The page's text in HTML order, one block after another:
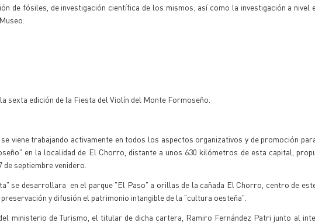
de fósiles, de investigación científica de los mismos; así como la investigación a nivel
sexta edición de la Fiesta del Violín del Monte Formoseño.
viene trabajando activamente en todos los aspectos organizativos y de promoción
en la localidad de El Chorro, distante a unos 630 kilómetros de esta capital,
de septiembre venidero.
se desarrollara en el parque "El Paso" a orillas de la cañada El Chorro, centro de
y difusión el patrimonio intangible de la "cultura oesteña".
ministerio de Turismo, el titular de dicha cartera, Ramiro Fernández Patri junto al